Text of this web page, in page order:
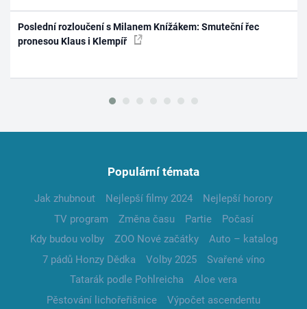
Poslední rozloučení s Milanem Knížákem: Smuteční řec
pronesou Klaus i Klempíř
Populární témata
Jak zhubnout Nejlepší filmy 2024
Nejlepší horory
TV program
Změna času Partie
Počasí
Kdy budou volby
ZOO Nové začátky
Auto – katalog
7 pádů Honzy Dědka
Volby 2025
Svařené víno
Tatarák podle Pohlreicha
Aloe vera
Pěstování lichořeřišnice
Výpočet ascendentu